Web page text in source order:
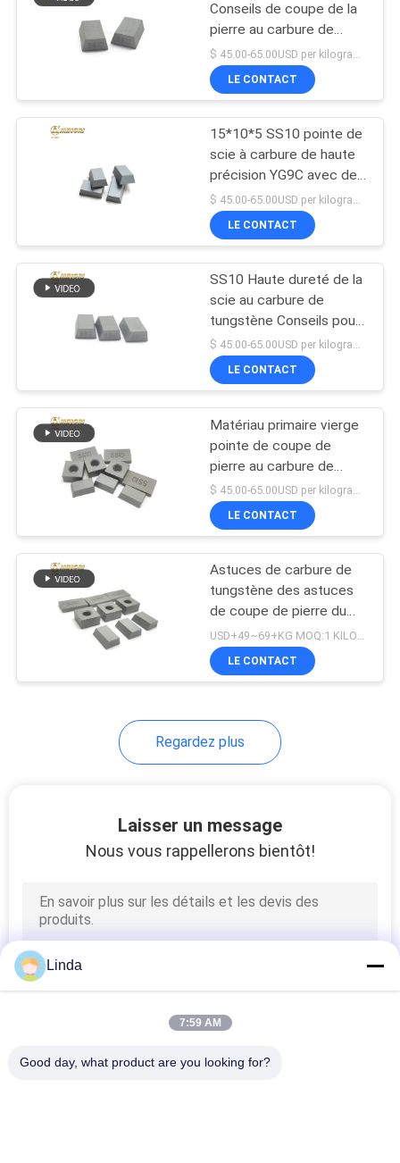
Anneau de carbure
de tungstène
Boutons de carbure
de tungstène
62
Coupeur de bouclier
Insertions de
carbure de
tungstène
68
par carbure
Carbure de
tungstène fait sur
commande
Conseils de coupe de la
pierre au carbure de
tungstène pour une
dureté élevée en Egypte
et en Libye HRA 87-90.5
LE CONTACT
15*10*5 SS10 pointe de
scie à carbure de haute
précision YG9C avec des
dimensions précises et
une bonne précision de
taille
LE CONTACT
SS10 Haute dureté de la
scie au carbure de
tungstène Conseils pour
couper la pierre Bon
poids de l'unité et les
dimensions de précision
$ 45.00-65.00USD per kilogram MOQ:10KG
LE CONTACT
Matériau primaire vierge
pointe de coupe de
pierre au carbure de
tungstène SS10 pour
une longue durée de vie
et des propriétés stables
$ 45.00-65.00USD per kilogram MOQ:10KG
LE CONTACT
Astuces de carbure de
tungstène des astuces
de coupe de pierre du
carbure 20*12*3 ou
15*10*5 SS10
LE CONTACT
Regardez plus
Laisser un message
Nous vous rappellerons bientôt!
Linda
7:59 AM
Good day, what product are you looking for?